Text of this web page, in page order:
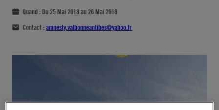
Quand : Du 25 Mai 2018 au 26 Mai 2018
Contact :amnesty.valbonneantibes@yahoo.fr